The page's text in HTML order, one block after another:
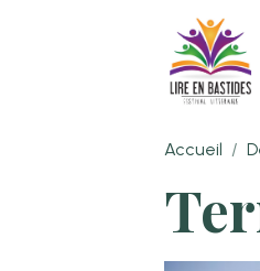
Accueil